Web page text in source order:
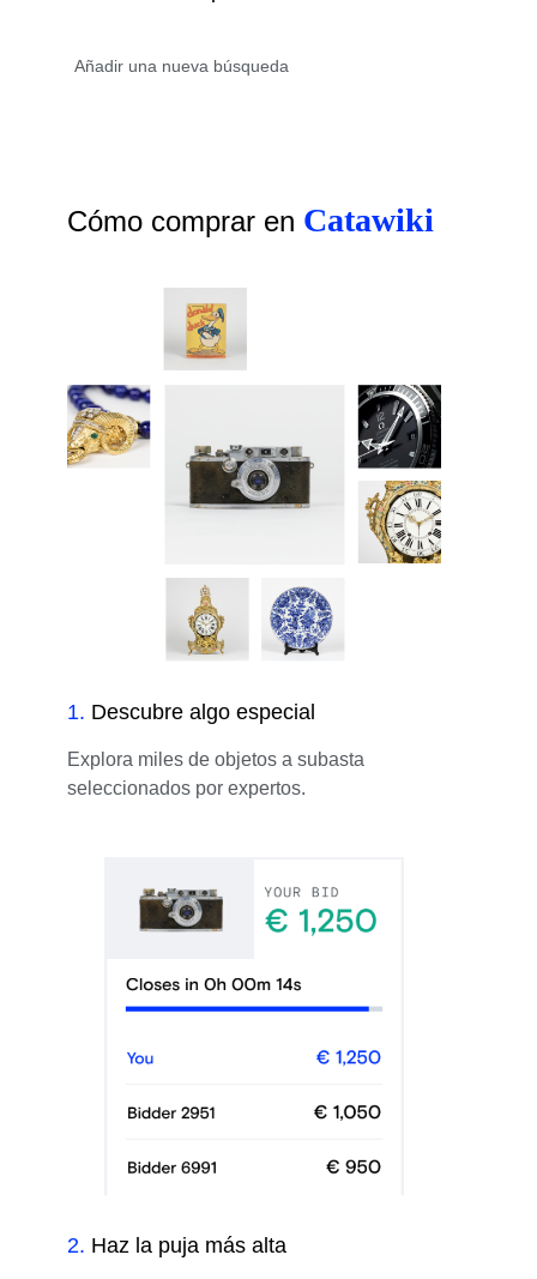
Cómo comprar en Catawiki
1. Descubre algo especial
Explora miles de objetos a subasta
seleccionados por expertos.
2. Haz la puja más alta